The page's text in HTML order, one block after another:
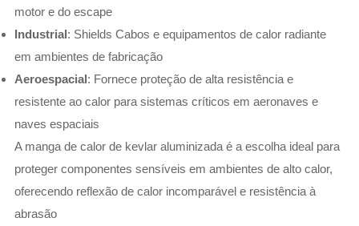
motor e do escape
Industrial: Shields Cabos e equipamentos de calor radiante
em ambientes de fabricação
Aeroespacial: Fornece proteção de alta resistência e
resistente ao calor para sistemas críticos em aeronaves e
naves espaciais
A manga de calor de kevlar aluminizada é a escolha ideal para
proteger componentes sensíveis em ambientes de alto calor,
oferecendo reflexão de calor incomparável e resistência à
abrasão